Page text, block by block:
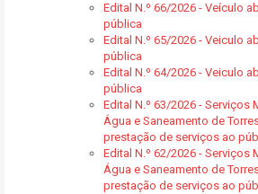
Edital N.º 66/2026 - Veículo
pública
Edital N.º 65/2026 - Veiculo
pública
Edital N.º 64/2026 - Veiculo
pública
Edital N.º 63/2026 - Serviços
Água e Saneamento de
prestação de serviços ao
Edital N.º 62/2026 - Serviços
Água e Saneamento de
prestação de serviços ao